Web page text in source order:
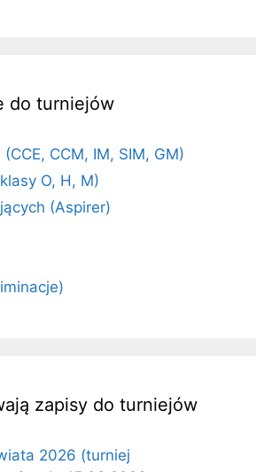
do turniejów
(CCE, CCM, IM, SIM, GM)
O, H, M)
(Aspirer)
zapisy do turniejów
2026 (turniej